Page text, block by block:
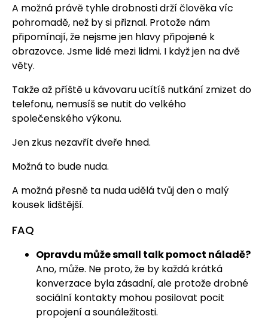
A možná právě tyhle drobnosti drží člověka víc
pohromadě, než by si přiznal. Protože nám
připomínají, že nejsme jen hlavy připojené k
obrazovce. Jsme lidé mezi lidmi. I když jen na dvě
věty.
Takže až příště u kávovaru ucítíš nutkání zmizet do
telefonu, nemusíš se nutit do velkého
společenského výkonu.
Jen zkus nezavřít dveře hned.
Možná to bude nuda.
A možná přesně ta nuda udělá tvůj den o malý
kousek lidštější.
FAQ
Opravdu může small talk pomoct náladě?
Ano, může. Ne proto, že by každá krátká
konverzace byla zásadní, ale protože drobné
sociální kontakty mohou posilovat pocit
propojení a sounáležitosti.